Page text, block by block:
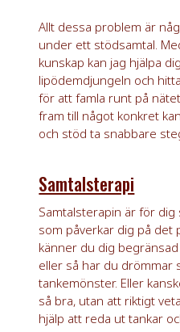
Allt dessa problem är
under ett stödsamtal.
kunskap kan jag hjälpa
lipödemdjungeln och
för att famla runt på
fram till något konkret
och stöd ta snabbare
Samtalsterapi
Samtalsterapin är för
som påverkar dig på det
känner du dig
eller så har du drömmar
tankemönster. Eller
så bra, utan att riktigt
hjälp att reda ut tankar